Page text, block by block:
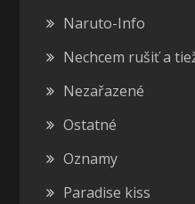
Naruto-Info
Nechcem rušiť a
Nezařazené
Ostatné
Oznamy
Paradise kiss